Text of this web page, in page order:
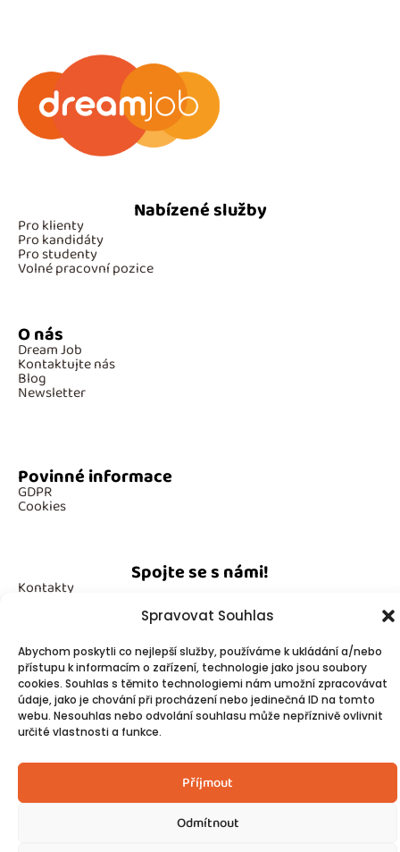
Spravovat Souhlas
Abychom poskytli co nejlepší služby, používáme k ukládání a/nebo
přístupu k informacím o zařízení, technologie jako jsou soubory
cookies. Souhlas s těmito technologiemi nám umožní zpracovávat
údaje, jako je chování při procházení nebo jedinečná ID na tomto
webu. Nesouhlas nebo odvolání souhlasu může nepříznivě ovlivnit
určité vlastnosti a funkce.
Příjmout
Odmítnout
Nabízené služby
Pro klienty
Pro kandidáty
Pro studenty
Volné pracovní pozice
O nás
Dream Job
Kontaktujte nás
Blog
Newsletter
Povinné informace
GDPR
Cookies
Spojte se s námi!
Kontakty
© 2025Made by Ziveweby.cz Design by Blondesign.cz